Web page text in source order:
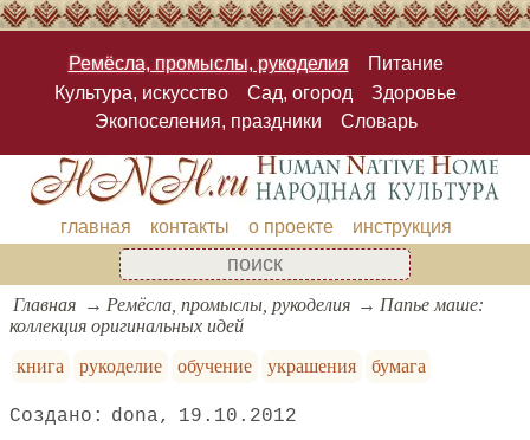
Ремёсла, промыслы, рукоделия
Питание
Культура, искусство
Сад, огород
Здоровье
Экопоселения, праздники
Словарь
главная контакты о проекте инструкция
Главная Ремёсла, промыслы, рукоделия
Папье маше:
коллекция оригинальных идей
книга
рукоделие обучение украшения бумага
dona 19.10.2012